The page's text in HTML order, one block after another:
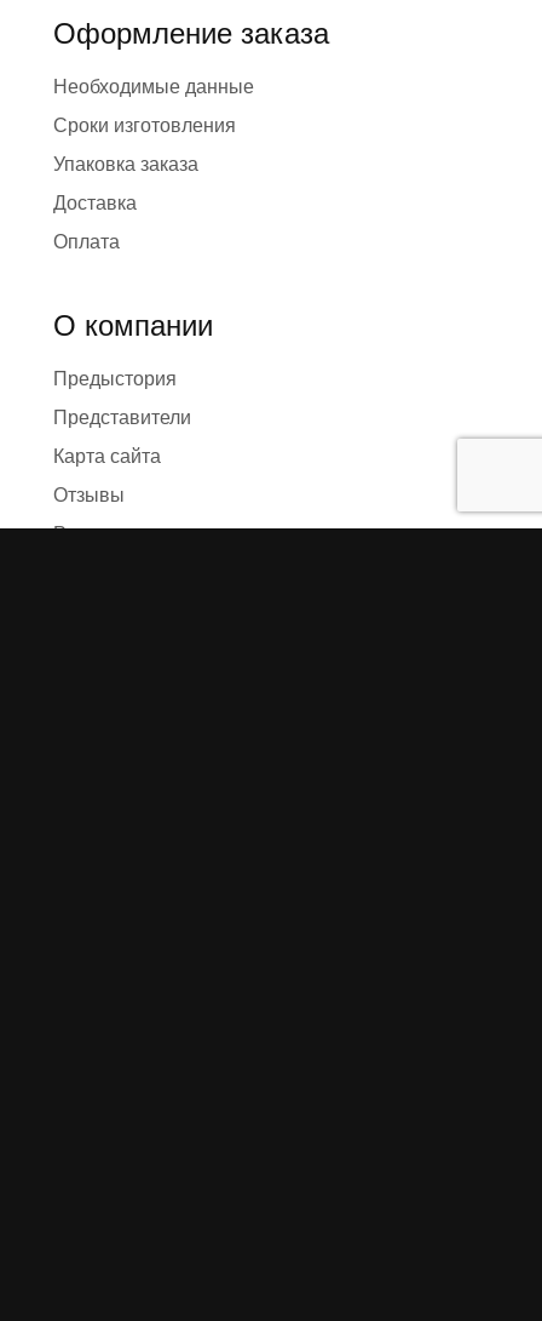
Оформление заказа
Необходимые данные
Сроки изготовления
Упаковка заказа
Доставка
Оплата
О компании
Предыстория
Представители
Карта сайта
Отзывы
Реквизиты